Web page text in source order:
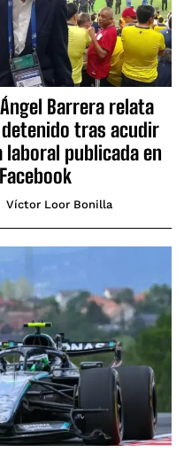
Barrera relata
tras acudir
publicada en
Facebook
Víctor Loor Bonilla